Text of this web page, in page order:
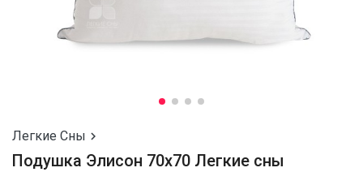
Легкие Сны 
Подушка Элисон 70x70 Легкие сны